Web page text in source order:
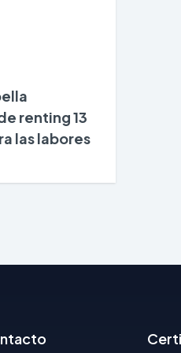
renting 13
las labores